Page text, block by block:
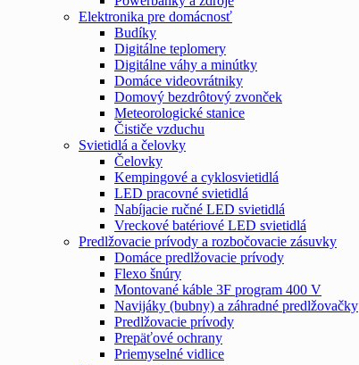
Elektronika pre domácnosť
Budíky
Digitálne teplomery
Digitálne váhy a minútky
Domáce videovrátniky
Domový bezdrôtový zvonček
Meteorologické stanice
Čističe vzduchu
Svietidlá a čelovky
Čelovky
Kempingové a cyklosvietidlá
LED pracovné svietidlá
Nabíjacie ručné LED svietidlá
Vreckové batériové LED svietidlá
Predlžovacie prívody a rozbočovacie zásuvky
Domáce predlžovacie prívody
Flexo šnúry
Montované káble 3F program 400 V
Navijáky (bubny) a záhradné predlžovačky
Predlžovacie prívody
Prepäťové ochrany
Priemyselné vidlice